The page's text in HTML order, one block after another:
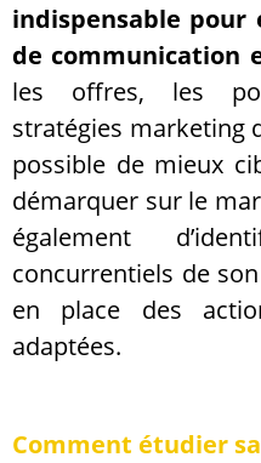
indispensable pour
de communication
les offres, les
stratégies marketing
possible de mieux
démarquer sur le
également
concurrentiels de
en place des
adaptées.
Comment étudier